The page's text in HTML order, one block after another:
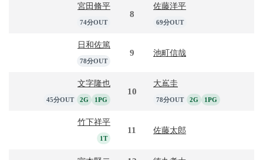
宮田脩平
74分OUT
8
佐藤洋平
69分OUT
日和佐篤
78分OUT
9 池町信哉
文字隆也
45分OUT 2G 1PG
10
大嶌圭
78分OUT 2G 1PG
竹下祥平
1T
11 佐藤太郎